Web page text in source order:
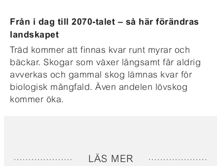
Från i dag till 2070-talet – så här förändras
landskapet
Träd kommer att finnas kvar runt myrar och
bäckar. Skogar som växer långsamt får aldrig
avverkas och gammal skog lämnas kvar för
biologisk mångfald. Även andelen lövskog
kommer öka.
LÄS MER